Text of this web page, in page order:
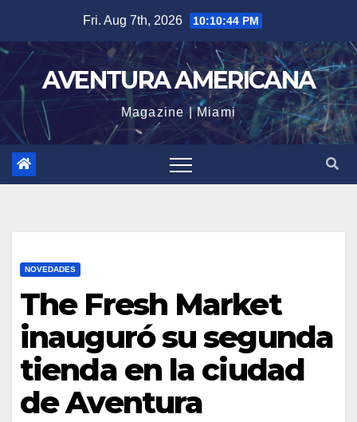
content
Fri. Aug 7th, 2026 10:10:46 PM
AVENTURA AMERICANA
Magazine | Miami
NOVEDADES
The Fresh Market
inauguró su segunda
tienda en la ciudad
de Aventura